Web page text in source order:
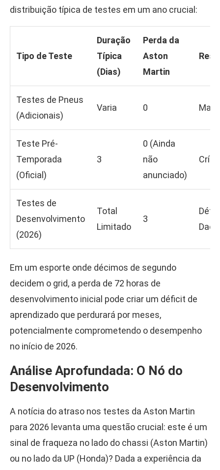
distribuição típica de testes em um ano crucial:
Tipo de Teste
Duração
Típica
(Dias)
Perda da
Aston
Martin
Testes de Pneus
(Adicionais)
Varia 0
Teste Pré-
Temporada
(Oficial)
3
0 (Ainda
não
anunciado)
Testes de
Desenvolvimento
(2026)
Total
Limitado
3
Em um esporte onde décimos de segundo
decidem o grid, a perda de 72 horas de
desenvolvimento inicial pode criar um déficit de
aprendizado que perdurará por meses,
potencialmente comprometendo o desempenho
no início de 2026.
Análise Aprofundada: O Nó do
Desenvolvimento
A notícia do atraso nos testes da Aston Martin
para 2026 levanta uma questão crucial: este é um
sinal de fraqueza no lado do chassi (Aston Martin)
ou no lado da UP (Honda)? Dada a experiência da